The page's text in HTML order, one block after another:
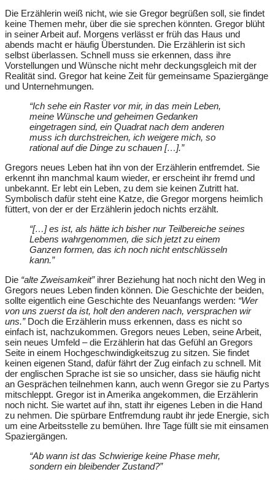
Die Erzählerin weiß nicht, wie sie Gregor begrüßen soll, sie findet
keine Themen mehr, über die sie sprechen könnten. Gregor blüht
in seiner Arbeit auf. Morgens verlässt er früh das Haus und
abends macht er häufig Überstunden. Die Erzählerin ist sich
selbst überlassen. Schnell muss sie erkennen, dass ihre
Vorstellungen und Wünsche nicht mehr deckungsgleich mit der
Realität sind. Gregor hat keine Zeit für gemeinsame Spaziergänge
und Unternehmungen.
“Ich sehe ein Raster vor mir, in das mein Leben,
meine Wünsche und geheimen Gedanken
eingetragen sind, ein Quadrat nach dem anderen
muss ich durchstreichen, ich weigere mich, so
rational auf die Dinge zu schauen […].”
Gregors neues Leben hat ihn von der Erzählerin entfremdet. Sie
erkennt ihn manchmal kaum wieder, er erscheint ihr fremd und
unbekannt. Er lebt ein Leben, zu dem sie keinen Zutritt hat.
Symbolisch dafür steht eine Katze, die Gregor morgens heimlich
füttert, von der er der Erzählerin jedoch nichts erzählt.
“[…] es ist, als hätte ich bisher nur Teilbereiche seines
Lebens wahrgenommen, die sich jetzt zu einem
Ganzen formen, das ich noch nicht entschlüsseln
kann.”
Die “alte Zweisamkeit”ihrer Beziehung hat noch nicht den Weg in
Gregors neues Leben finden können. Die Geschichte der beiden,
sollte eigentlich eine Geschichte des Neuanfangs werden: “Wer
von uns zuerst da ist, holt den anderen nach, versprachen wir
uns.” Doch die Erzählerin muss erkennen, dass es nicht so
einfach ist, nachzukommen. Gregors neues Leben, seine Arbeit,
sein neues Umfeld – die Erzählerin hat das Gefühl an Gregors
Seite in einem Hochgeschwindigkeitszug zu sitzen. Sie findet
keinen eigenen Stand, dafür fährt der Zug einfach zu schnell. Mit
der englischen Sprache ist sie so unsicher, dass sie häufig nicht
an Gesprächen teilnehmen kann, auch wenn Gregor sie zu Partys
mitschleppt. Gregor ist in Amerika angekommen, die Erzählerin
noch nicht. Sie wartet auf ihn, statt ihr eigenes Leben in die Hand
zu nehmen. Die spürbare Entfremdung raubt ihr jede Energie, sich
um eine Arbeitsstelle zu bemühen. Ihre Tage füllt sie mit einsamen
Spaziergängen.
“Ab wann ist das Schwierige keine Phase mehr,
sondern ein bleibender Zustand?”